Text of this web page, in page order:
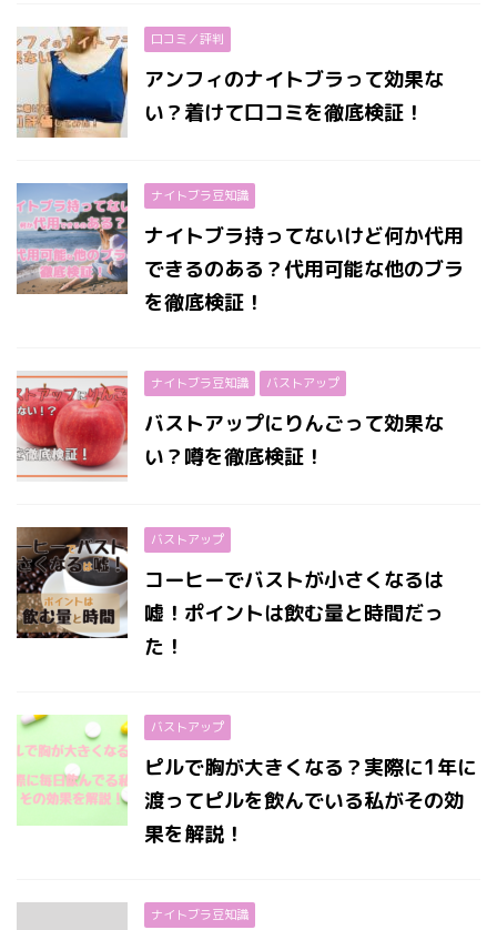
口コミ／評判
アンフィのナイトブラって効果な
い？着けて口コミを徹底検証！
ナイトブラ豆知識
ナイトブラ持ってないけど何か代用
できるのある？代用可能な他のブラ
を徹底検証！
ナイトブラ豆知識 バストアップ
バストアップにりんごって効果な
い？噂を徹底検証！
バストアップ
コーヒーでバストが小さくなるは
嘘！ポイントは飲む量と時間だっ
た！
バストアップ
ピルで胸が大きくなる？実際に1年に
渡ってピルを飲んでいる私がその効
果を解説！
ナイトブラ豆知識